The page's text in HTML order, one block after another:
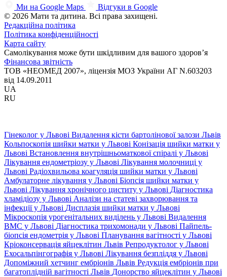
Ми на Google Maps
Відгуки в Google
© 2026 Мати та дитина. Всі права захищені.
Редакційна політика
Політика конфіденційності
Карта сайту
Самолікування може бути шкідливим для вашого здоров’я
Фінансова звітність
ТОВ «НЕОМЕД 2007», ліцензія МОЗ України АГ N.603203
від 14.09.2011
UA
RU
Гінеколог у Львові Видалення кісти бартолінової залози Львів
Кольпоскопія шийки матки у Львові Конізація шийки матки у
Львові Встановлення внутрішньоматкової спіралі у Львові
Лікування ендометріозу у Львові Лікування молочниці у
Львові Радіохвильова коагуляція шийки матки у Львові
Амбулаторне лікування у Львові Біопсія шийки матки у
Львові Лікування хронічного циститу у Львові Діагностика
хламідіозу у Львові Аналізи на статеві захворювання та
інфекції у Львові Дисплазія шийки матки у Львові
Мікроскопія урогенітальних виділень у Львові Видалення
ВМС у Львові Діагностика трихомонади у Львові Пайпель-
біопсія ендометрія у Львові Планування вагітності у Львові
Кріоконсервація яйцеклітин Львів Репродуктолог у Львові
Ехосальпінгографія у Львові Лікування безпліддя у Львові
Допоміжний хетчинг ембріонів Львів Редукція ембріонів при
багатоплідній вагітності Львів Донорство яйцеклітин у Львові